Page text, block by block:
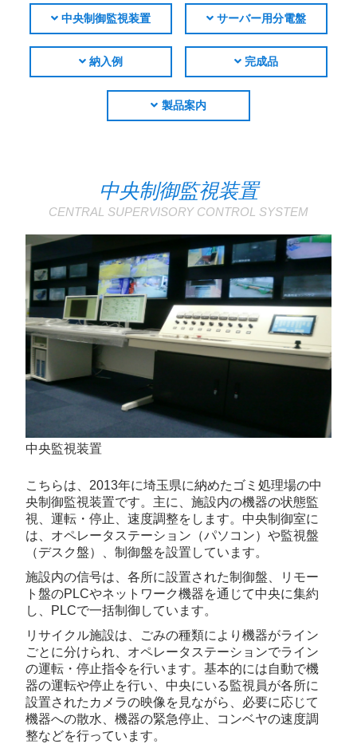
中央制御監視装置 サーバー用分電盤
納入例 完成品
製品案内
中央制御監視装置
CENTRAL SUPERVISORY CONTROL SYSTEM
中央監視装置
こちらは、2013年に埼玉県に納めたゴミ処理場の中
央制御監視装置です。主に、施設内の機器の状態監
視、運転・停止、速度調整をします。中央制御室に
は、オペレータステーション（パソコン）や監視盤
（デスク盤）、制御盤を設置しています。
施設内の信号は、各所に設置された制御盤、リモー
ト盤のPLCやネットワーク機器を通じて中央に集約
し、PLCで一括制御しています。
リサイクル施設は、ごみの種類により機器がライン
ごとに分けられ、オペレータステーションでライン
の運転・停止指令を行います。基本的には自動で機
器の運転や停止を行い、中央にいる監視員が各所に
設置されたカメラの映像を見ながら、必要に応じて
機器への散水、機器の緊急停止、コンベヤの速度調
整などを行っています。